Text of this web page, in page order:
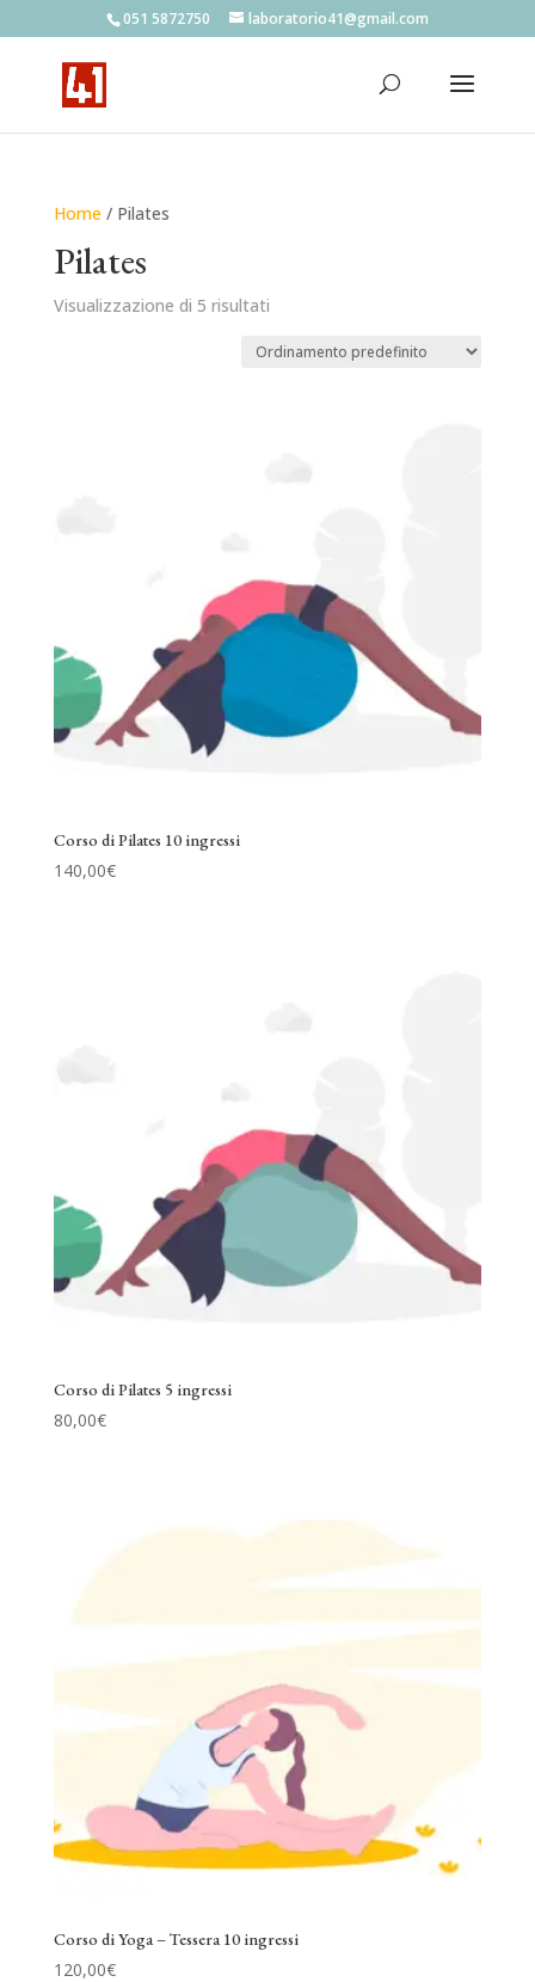
051 5872750 laboratorio41@gmail.com
Home/ Pilates
Pilates
Visualizzazione di 5 risultati
Corso di Pilates 10 ingressi
140,00€
Corso di Pilates 5 ingressi
80,00€
Corso di Yoga – Tessera 10 ingressi
120,00€